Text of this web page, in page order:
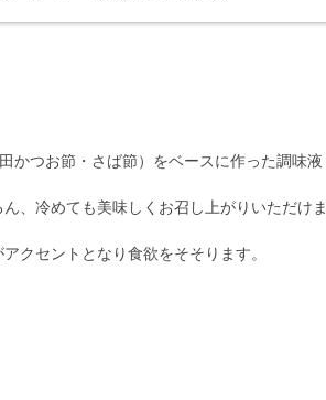
かつお節・さば節）をベースに作った調味液
、冷めても美味しくお召し上がりいただけま
クセントとなり食欲をそそります。